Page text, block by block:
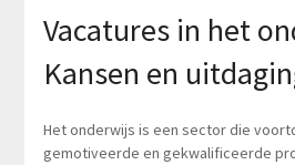
Vacatures in het
Kansen en
Het onderwijs is een sector die
gemotiveerde en gekwalificeerde